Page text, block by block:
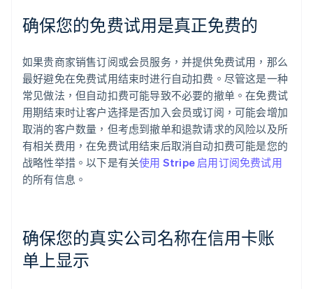
确保您的免费试用是真正免费的
如果贵商家销售订阅或会员服务，并提供免费试用，那么
最好避免在免费试用结束时进行自动扣费。尽管这是一种
常见做法，但自动扣费可能导致不必要的撤单。在免费试
用期结束时让客户选择是否加入会员或订阅，可能会增加
取消的客户数量，但考虑到撤单和退款请求的风险以及所
有相关费用，在免费试用结束后取消自动扣费可能是您的
战略性举措。以下是有关使用 Stripe 启用订阅免费试用
的所有信息。
确保您的真实公司名称在信用卡账
单上显示